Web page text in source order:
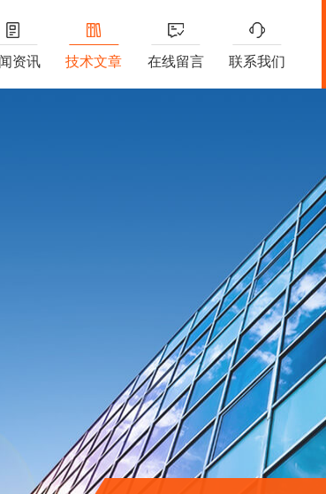
资讯 技术文章 在线留言 联系我们